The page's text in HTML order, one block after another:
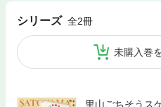
シリーズ 全2冊
未購入巻
里山ごちそうス